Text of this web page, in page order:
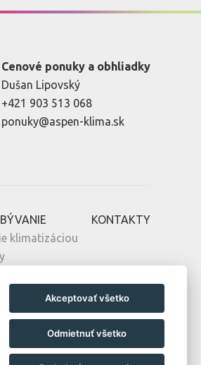
Cenové ponuky a obhliadky
Dušan Lipovský
+421 903 513 068
ponuky@aspen-klima.sk
klimatizáciou
KONTAKTY
Akceptovať všetko
Odmietnuť všetko